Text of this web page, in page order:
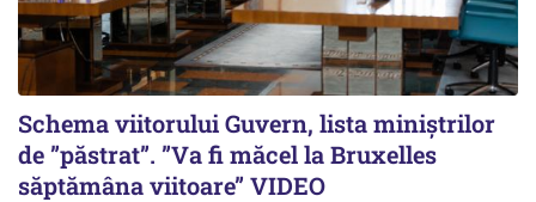
Schema viitorului Guvern, lista miniștrilor
de ”păstrat”. ”Va fi măcel la Bruxelles
săptămâna viitoare” VIDEO